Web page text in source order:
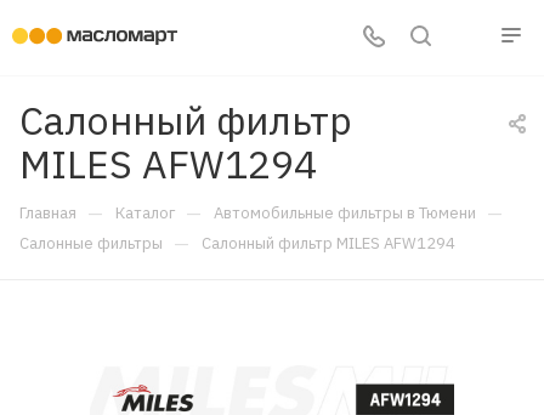
Салонный фильтр
MILES AFW1294
Главная — Каталог — Автомобильные фильтры в Тюмени —
Салонные фильтры — Салонный фильтр MILES AFW1294